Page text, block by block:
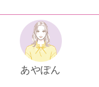
あやぽん